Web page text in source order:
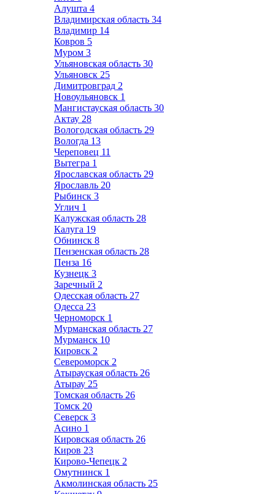
Алушта 4
Владимирская область 34
Владимир 14
Ковров 5
Муром 3
Ульяновская область 30
Ульяновск 25
Димитровград 2
Новоульяновск 1
Мангистауская область 30
Актау 28
Вологодская область 29
Вологда 13
Череповец 11
Вытегра 1
Ярославская область 29
Ярославль 20
Рыбинск 3
Углич 1
Калужская область 28
Калуга 19
Обнинск 8
Пензенская область 28
Пенза 16
Кузнецк 3
Заречный 2
Одесская область 27
Одесса 23
Черноморск 1
Мурманская область 27
Мурманск 10
Кировск 2
Североморск 2
Атырауская область 26
Атырау 25
Томская область 26
Томск 20
Северск 3
Асино 1
Кировская область 26
Киров 23
Кирово-Чепецк 2
Омутнинск 1
Акмолинская область 25